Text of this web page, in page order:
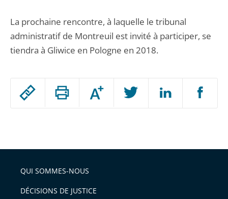
Passer
arriver
après
Augmenter
ou
l'article
pour
La prochaine rencontre, à laquelle le tribunal
administratif de Montreuil est invité à participer, se
tiendra à Gliwice en Pologne en 2018.
QUI SOMMES-NOUS
DÉCISIONS DE JUSTICE